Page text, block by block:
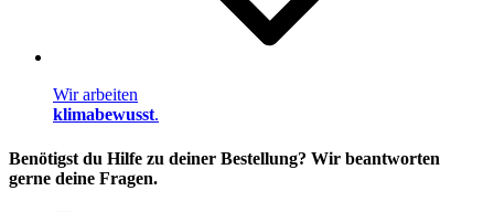
Wir arbeiten
klimabewusst.
Benötigst du Hilfe zu deiner Bestellung? Wir beantworten
gerne deine Fragen.